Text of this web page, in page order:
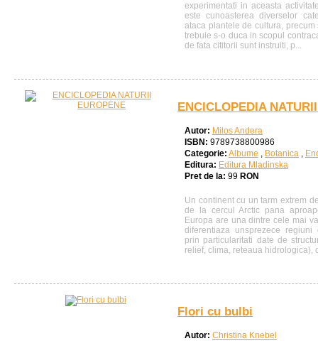
experimentati in aceasta
este cunoasterea diverselor
ataca plantele de cultura,
trebuie s-o duca in scopul
de fata cititorii sunt instruiti, p...
ENCICLOPEDIA
Autor: Milos Andera
ISBN: 9789738800986
Categorie: Albume , Botanica ,
Editura: Editura Mladinska
Pret de la: 99 RON
Un continent cu un tarm extrem
de la cercul Arctic pana
Europa are una dintre cele mai
diferentiaza unsprezece regiuni
prin particularitati date de
relief, clima, reteaua hidrologica),
Flori cu bulbi
Autor: Christina Knebel